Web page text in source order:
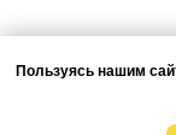
Пользуясь нашим